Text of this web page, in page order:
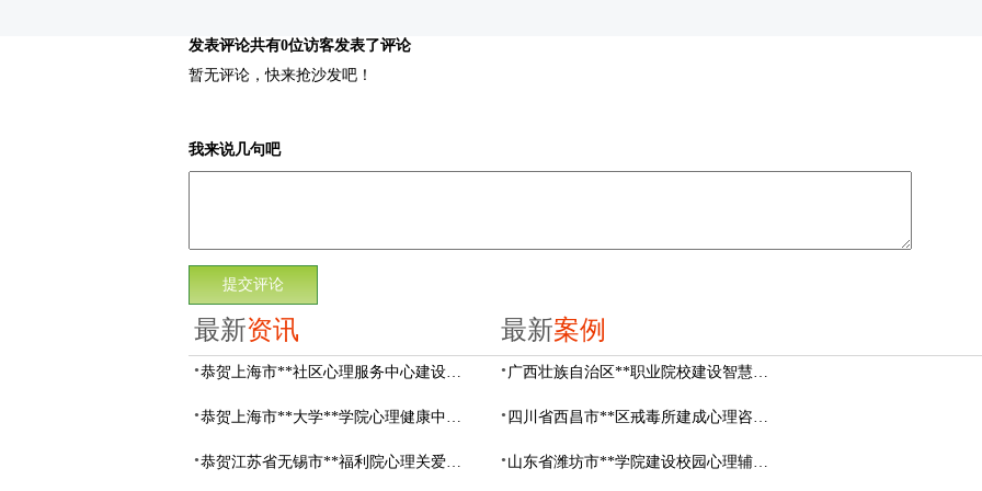
发表评论共有0位访客发表了评论
暂无评论，快来抢沙发吧！
我来说几句吧
最新资讯
恭贺上海市**社区心理服务中心建设项目由阳光心健代理商中标
恭贺上海市**大学**学院心理健康中心建设项目由阳光心健代理商中标
恭贺江苏省无锡市**福利院心理关爱中心建设项目由阳光心健代理商中标
最新案例
广西壮族自治区**职业院校建设智慧校园心理咨询室
四川省西昌市**区戒毒所建成心理咨询室
山东省​潍坊市**学院建设校园心理辅导中心